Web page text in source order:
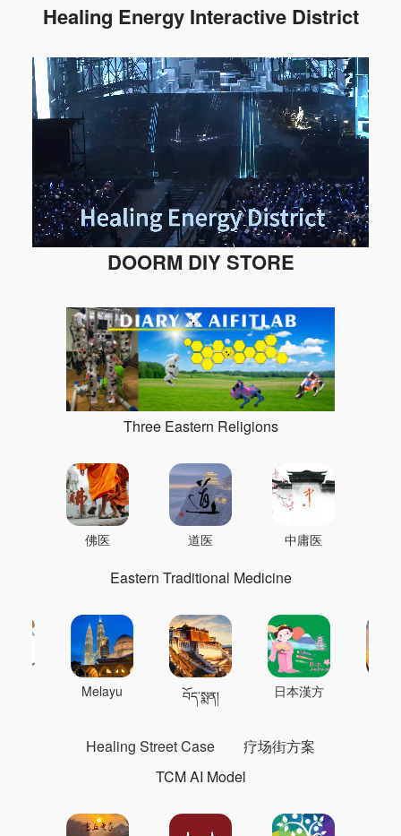
Healing Energy Interactive District
DOORM DIY STORE
Three Eastern Religions
佛医 道医 中庸医
Eastern Traditional Medicine
Melayu བོད་སྨན། 日本漢方
Healing Street Case
疗场街方案
TCM AI Model